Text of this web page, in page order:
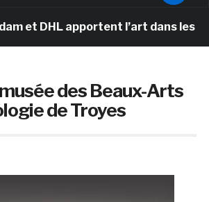
et DHL apportent l’art dans les
musée des Beaux-Arts
de Troyes